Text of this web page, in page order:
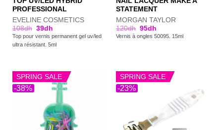
PROFESSIONAL
EVELINE COSMETICS
108dh 39dh
Top pour vernis permanent gel uv/led
ultra résistant. 5ml
STATEMENT
MORGAN TAYLOR
120dh 95dh
Vernis à ongles 50095. 15ml
-38%
SPRING SALE
-23%
SPRING SALE